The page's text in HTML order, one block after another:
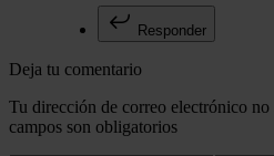
Responder
Deja tu comentario
Tu dirección de correo electrónico
campos son obligatorios